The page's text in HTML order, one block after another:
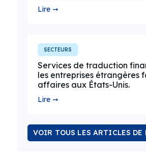
Lire ➞
SECTEURS
Services de traduction
les entreprises étrangères
affaires aux États-Unis.
Lire ➞
VOIR TOUS LES ARTICLES DE